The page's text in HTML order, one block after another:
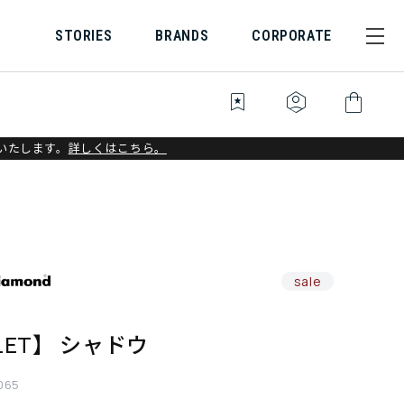
STORIES BRANDS CORPORATE
bookmark_star identity_platform shopping_bag
します。 詳しくはこちら。
sale
】 シャドウ